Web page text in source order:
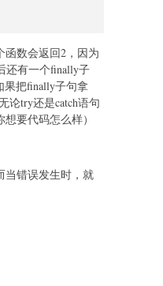
函数会返回2，因为
还有一个finally子
果把finally子句拿
论try还是catch语句
要代码怎么样）
当错误发生时，就